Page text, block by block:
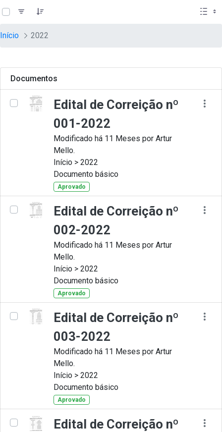
Pular para o Conteúdo principal
teste descricao
Início 2022
Documentos
Edital de Correição nº
001-2022
Modificado há 11 Meses por Artur
Mello.
Início > 2022
Documento básico
Aprovado
Edital de Correição nº
002-2022
Modificado há 11 Meses por Artur
Mello.
Início > 2022
Documento básico
Aprovado
Edital de Correição nº
003-2022
Modificado há 11 Meses por Artur
Mello.
Início > 2022
Documento básico
Aprovado
Edital de Correição nº